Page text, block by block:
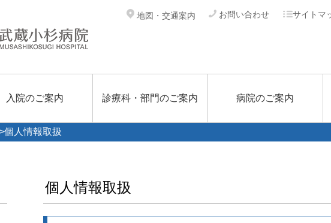
地図・交通案内 お問い合わせ サイトマ
入院のご案内 診療科・部門のご案内 病院のご案内
個人情報取扱
個人情報取扱